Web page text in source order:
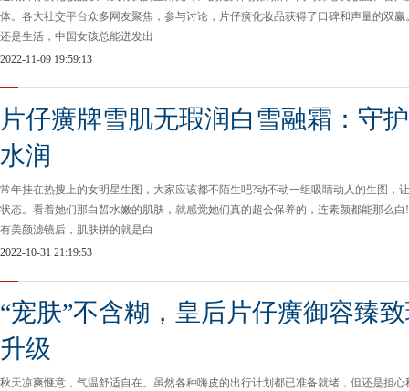
体。各大社交平台众多网友聚焦，参与讨论，片仔癀化妆品获得了口碑和声量的双
还是生活，中国女孩总能迸发出
2022-11-09 19:59:13
片仔癀牌雪肌无瑕润白雪融霜：守
水润
常年挂在热搜上的女明星生图，大家应该都不陌生吧?动不动一组吸睛动人的生图，
状态。看着她们那白皙水嫩的肌肤，就感觉她们真的超会保养的，连素颜都能那么
有美颜滤镜后，肌肤拼的就是白
2022-10-31 21:19:53
“宠肤”不含糊，皇后片仔癀御容臻
升级
秋天凉爽惬意，气温舒适自在。虽然各种嗨皮的出行计划都已准备就绪，但还是担